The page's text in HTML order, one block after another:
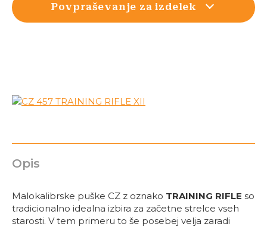
Povpraševanje za izdelek
Opis
Malokalibrske puške CZ z oznako TRAINING RIFLE so
tradicionalno idealna izbira za začetne strelce vseh
starosti. V tem primeru to še posebej velja zaradi